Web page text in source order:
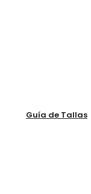
Guía de Tallas